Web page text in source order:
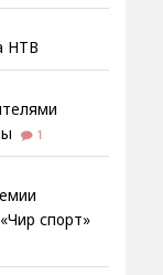
НТВ
1
спорт»